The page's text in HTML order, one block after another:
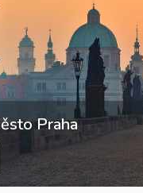
Praha